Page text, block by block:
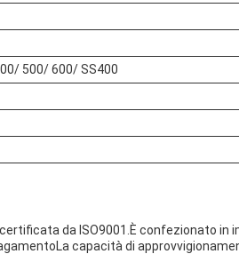
500/ 600/ SS400
da ISO9001.È confezionato in
capacità di